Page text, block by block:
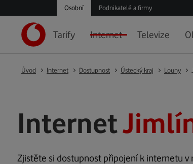
Osobní Podnikatelé a firmy
Tarify Internet Televize
Úvod Internet Dostupnost Ústecký kraj Louny
Internet
Zjistěte si dostupnost připojení k internetu